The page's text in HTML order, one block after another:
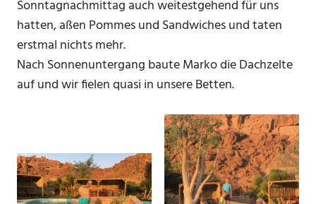
Sonntagnachmittag auch weitestgehend für uns
hatten, aßen Pommes und Sandwiches und taten
erstmal nichts mehr.
Nach Sonnenuntergang baute Marko die Dachzelte
auf und wir fielen quasi in unsere Betten.